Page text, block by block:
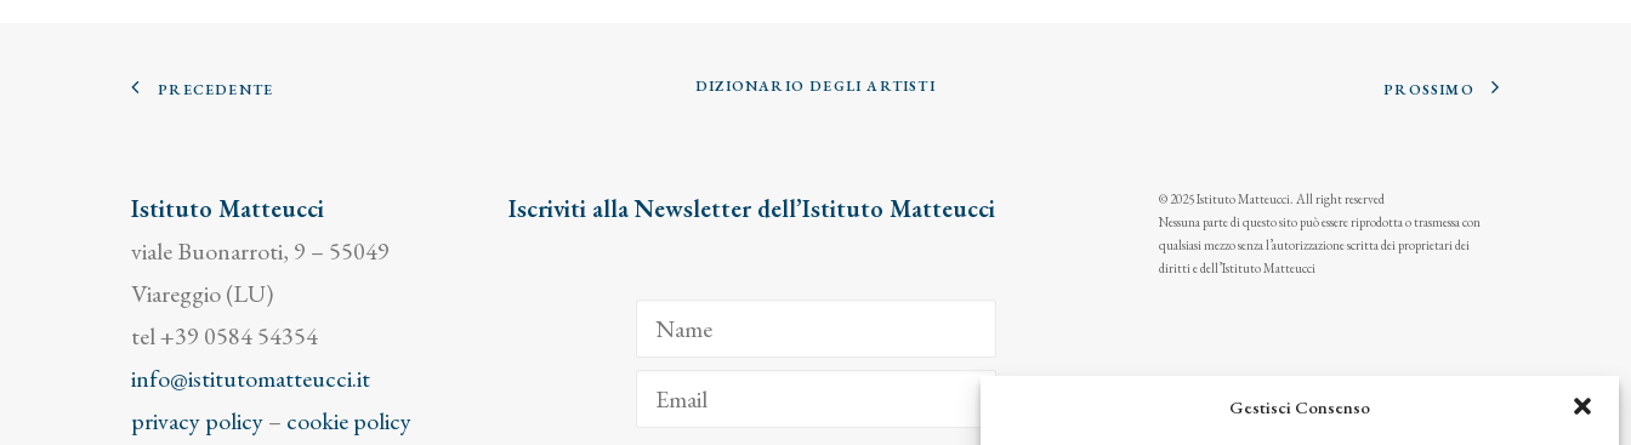
Gestisci Consenso
PRECEDENTE DIZIONARIO DEGLI ARTISTI PROSSIMO
Istituto Matteucci
viale Buonarroti, 9 – 55049
Viareggio (LU)
tel +39 0584 54354
info@istitutomatteucci.it
privacy policy– cookie policy
Iscriviti alla Newsletter dell’Istituto Matteucci
© 2025 Istituto Matteucci. All right reserved
Nessuna parte di questo sito può essere riprodotta o trasmessa con
qualsiasi mezzo senza l’autorizzazione scritta dei proprietari dei
diritti e dell’Istituto Matteucci